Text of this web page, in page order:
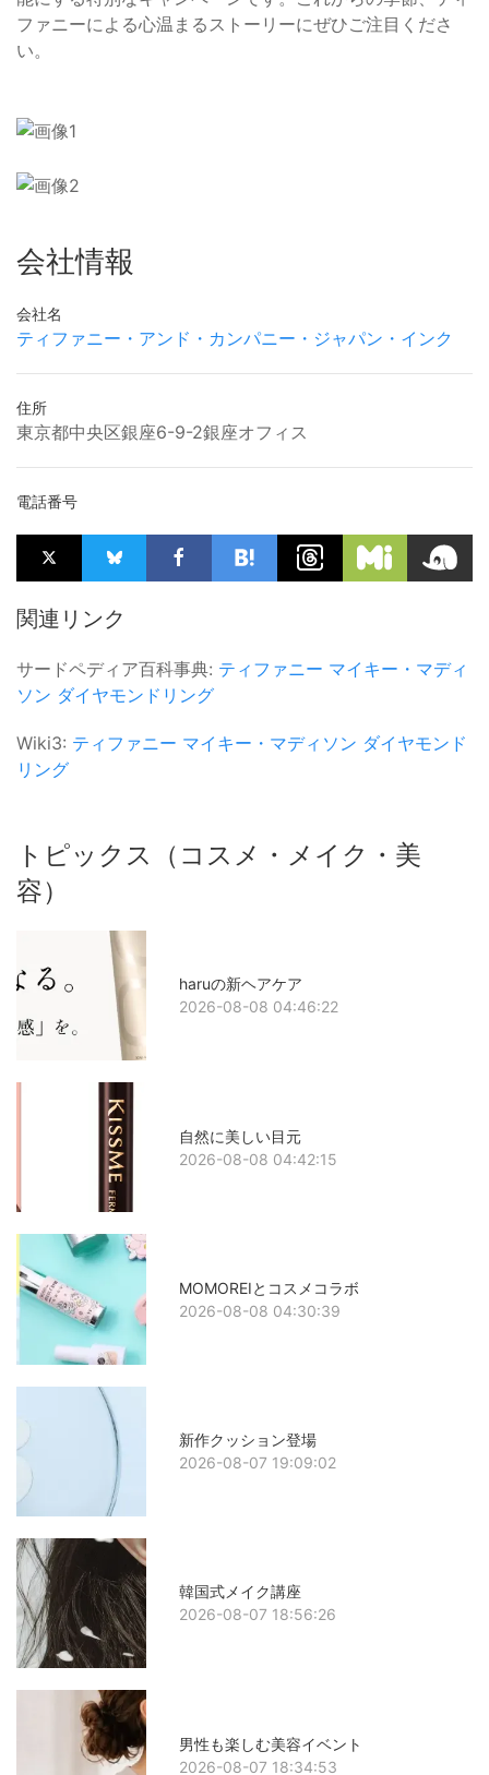
ファニーによる心温まるストーリーにぜひご注目くださ
い。
会社情報
会社名
ティファニー・アンド・カンパニー・ジャパン・インク
住所
東京都中央区銀座6-9-2銀座オフィス
電話番号
関連リンク
サードペディア百科事典: ティファニー マイキー・マディ
ソン ダイヤモンドリング
Wiki3: ティファニー マイキー・マディソン ダイヤモンド
リング
トピックス（コスメ・メイク・美
容）
haruの新ヘアケア
2026-08-08 04:46:22
自然に美しい目元
2026-08-08 04:42:15
MOMOREIとコスメコラボ
2026-08-08 04:30:39
新作クッション登場
2026-08-07 19:09:02
韓国式メイク講座
2026-08-07 18:56:26
男性も楽しむ美容イベント
2026-08-07 18:34:53